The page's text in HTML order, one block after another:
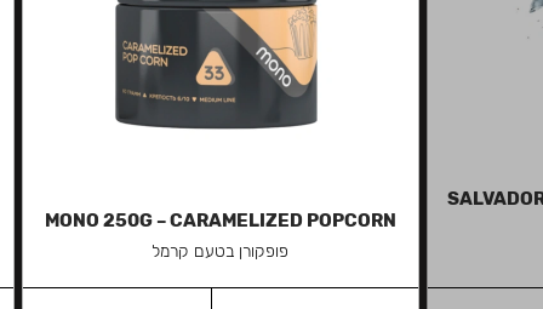
MONO 250G – CARAMELIZED POPCORN
פופקורן בטעם קרמל